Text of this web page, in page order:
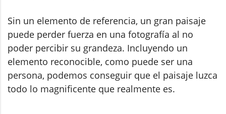
Sin un elemento de referencia, un gran paisaje
puede perder fuerza en una fotografía al no
poder percibir su grandeza. Incluyendo un
elemento reconocible, como puede ser una
persona, podemos conseguir que el paisaje luzca
todo lo magnificente que realmente es.